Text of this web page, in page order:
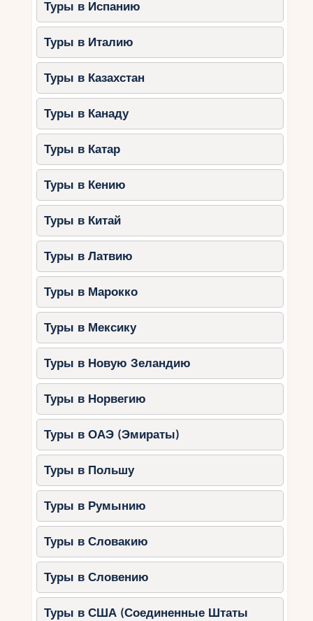
Туры в Испанию
Туры в Италию
Туры в Казахстан
Туры в Канаду
Туры в Катар
Туры в Кению
Туры в Китай
Туры в Латвию
Туры в Марокко
Туры в Мексику
Туры в Новую Зеландию
Туры в Норвегию
Туры в ОАЭ (Эмираты)
Туры в Польшу
Туры в Румынию
Туры в Словакию
Туры в Словению
Туры в США (Соединенные Штаты